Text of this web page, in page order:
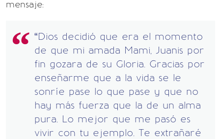
mensaje:
“Dios decidió que era el momento
de que mi amada Mami, Juanis por
fin gozara de su Gloria. Gracias por
enseñarme que a la vida se le
sonríe pase lo que pase y que no
hay más fuerza que la de un alma
pura. Lo mejor que me pasó es
vivir con tu ejemplo. Te extrañaré